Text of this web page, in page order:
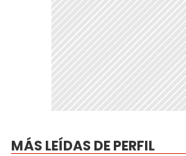
MÁS LEÍDAS DE PERFIL